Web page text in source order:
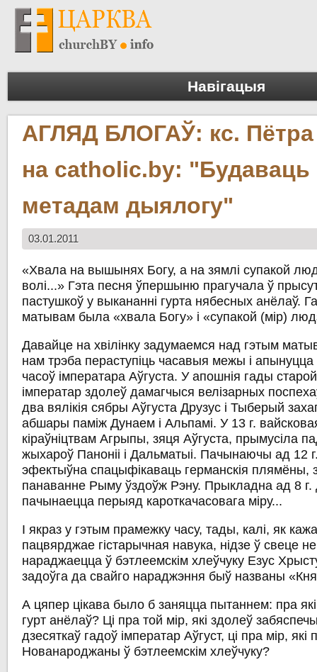
Навігацыя
АГЛЯД БЛОГАЎ: кс. Пётра
на catholic.by: "Будаваць
метадам дыялогу"
03.01.2011
«Хвала на вышынях Богу, а на зямлі супакой
волі...» Гэта песня ўпершыню прагучала ў
пастушкоў у выкананні гурта нябесных анёлаў.
матывам была «хвала Богу» і «супакой (мір)
Давайце на хвілінку задумаемся над гэтым
нам трэба пераступіць часавыя межы і
часоў імператара Аўгуста. У апошнія гады
імператар здолеў дамагчыся велізарных
два вялікія сябры Аўгуста Друзус і Тыберый
абшары паміж Дунаем і Альпамі. У 13 г.
кіраўніцтвам Агрыпы, зяця Аўгуста, прымусіла
жыхароў Паноніі і Дальматыі. Пачынаючы ад 12
эфектыўна спацыфікаваць германскія
панаванне Рыму ўздоўж Рэну. Прыкладна ад 8 г.
пачынаецца перыяд кароткачасовага міру...
І якраз у гэтым прамежку часу, тады, калі, як
пацвярджае гістарычная навука, нідзе ў свеце
нараджаецца ў бэтлеемскім хлеўчуку Езус
задоўга да свайго нараджэння быў названы
А цяпер цікава было б заняцца пытаннем: пра
гурт анёлаў? Ці пра той мір, які здолеў
дзесяткаў гадоў імператар Аўгуст, ці пра мір, які
Нованароджаны ў бэтлеемскім хлеўчуку?